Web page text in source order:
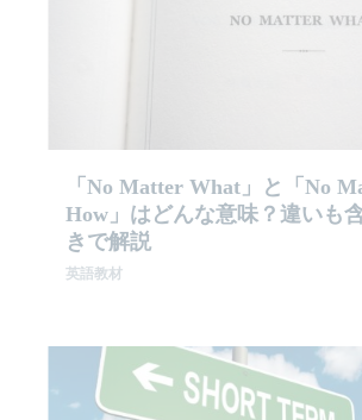
「no Matter What」と「No
How」はどんな意味？違いも
きで解説
英語教材